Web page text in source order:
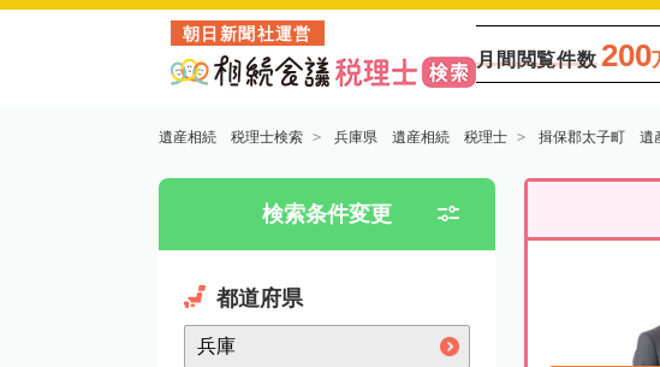
朝日新聞社運営
月間閲覧件数 200
遺産相続 税理士検索 兵庫県 遺産相続 税理士 揖保郡太子町 遺
検索条件変更
都道府県